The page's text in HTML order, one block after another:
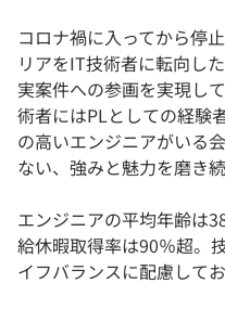
コロナ禍に入ってから停
リアをIT技術者に転向し
実案件への参画を実現し
術者にはPLとしての経験
の高いエンジニアがいる
ない、強みと魅力を磨き続
エンジニアの平均年齢は
給休暇取得率は90％超。
イフバランスに配慮してお